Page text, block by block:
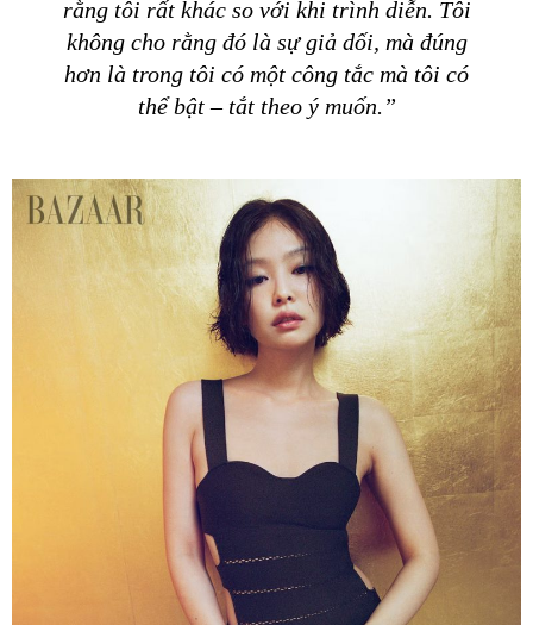
rằng tôi rất khác so với khi trình diễn. Tôi
không cho rằng đó là sự giả dối, mà đúng
hơn là trong tôi có một công tắc mà tôi có
thể bật – tắt theo ý muốn.”